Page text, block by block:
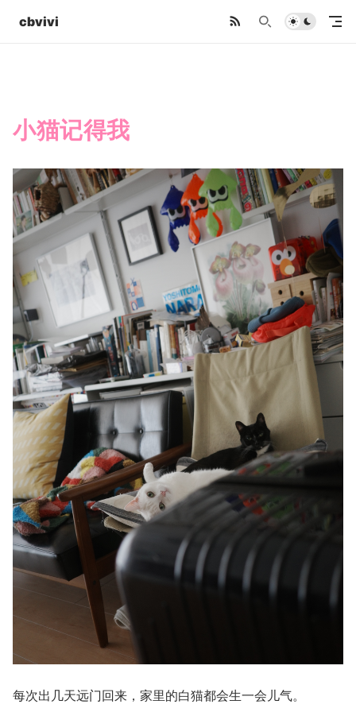
cbvivi
小猫记得我
每次出几天远门回来，家里的白猫都会生一会儿气。